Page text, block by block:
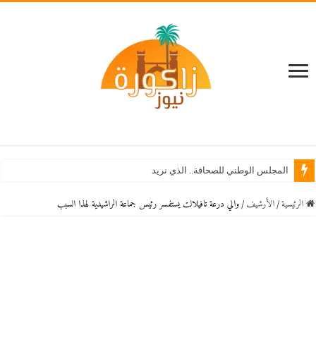
المجلس الوطني للصحافة.. الذي نريد
الرئيسية / اﻷرشيف / والي درعة تافيلالت يستفسر رئيس جماعة الراشيدية لهذا السبب